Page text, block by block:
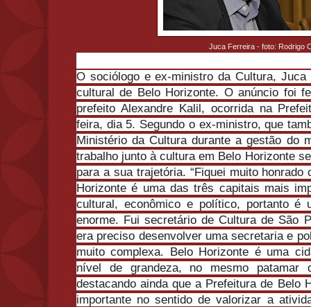
Juca Ferreira - foto: Rodrigo
O sociólogo e ex-ministro da Cultura,
cultural de Belo Horizonte. O anúncio foi
prefeito Alexandre Kalil, ocorrida na
feira, dia 5. Segundo o ex-ministro, que
Ministério da Cultura durante a gestão do
trabalho junto à cultura em Belo Horizonte
para a sua trajetória. “Fiquei muito
Horizonte é uma das três capitais mais
cultural, econômico e político, portanto é
enorme. Fui secretário de Cultura de São
era preciso desenvolver uma secretaria e
muito complexa. Belo Horizonte é uma
nível de grandeza, no mesmo patamar
destacando ainda que a Prefeitura de Belo
importante no sentido de valorizar a